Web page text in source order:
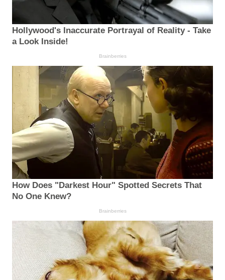
Hollywood's Inaccurate Portrayal of Reality - Take
a Look Inside!
Brainberries
How Does "Darkest Hour" Spotted Secrets That
No One Knew?
Brainberries